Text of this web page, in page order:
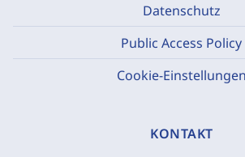
Datenschutz
Public Access Policy
Cookie-Einstellungen
KONTAKT